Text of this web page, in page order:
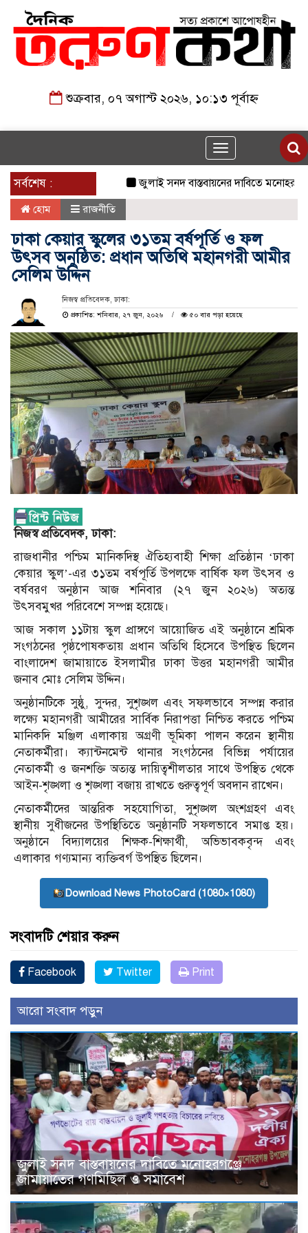
শুক্রবার, ০৭ অগাস্ট ২০২৬, ১০:১৩ পূর্বাহ্ন
Toggle
navigation
সর্বশেষ :
জুলাই সনদ বাস্তবায়নের দাবিতে মনোহরগঞ্জে
হোম রাজনীতি
ঢাকা কেয়ার স্কুলের ৩১তম বর্ষপূর্তি ও ফল
উৎসব অনুষ্ঠিত: প্রধান অতিথি মহানগরী আমীর
সেলিম উদ্দিন
নিজস্ব প্রতিবেদক, ঢাকা:
প্রকাশিত: শনিবার, ২৭ জুন, ২০২৬
৫০ বার পড়া হয়েছে
নিজস্ব প্রতিবেদক, ঢাকা:
রাজধানীর পশ্চিম মানিকদিস্থ ঐতিহ্যবাহী শিক্ষা প্রতিষ্ঠান ‘ঢাকা
কেয়ার স্কুল’-এর ৩১তম বর্ষপূর্তি উপলক্ষে বার্ষিক ফল উৎসব ও
বর্ষবরণ অনুষ্ঠান আজ শনিবার (২৭ জুন ২০২৬) অত্যন্ত
উৎসবমুখর পরিবেশে সম্পন্ন হয়েছে।
আজ সকাল ১১টায় স্কুল প্রাঙ্গণে আয়োজিত এই অনুষ্ঠানে শ্রমিক
সংগঠনের পৃষ্ঠপোষকতায় প্রধান অতিথি হিসেবে উপস্থিত ছিলেন
বাংলাদেশ জামায়াতে ইসলামীর ঢাকা উত্তর মহানগরী আমীর
জনাব মোঃ সেলিম উদ্দিন।
অনুষ্ঠানটিকে সুষ্ঠু, সুন্দর, সুশৃঙ্খল এবং সফলভাবে সম্পন্ন করার
লক্ষ্যে মহানগরী আমীরের সার্বিক নিরাপত্তা নিশ্চিত করতে পশ্চিম
মানিকদি মঞ্জিল এলাকায় অগ্রণী ভূমিকা পালন করেন স্থানীয়
নেতাকর্মীরা। ক্যান্টনমেন্ট থানার সংগঠনের বিভিন্ন পর্যায়ের
নেতাকর্মী ও জনশক্তি অত্যন্ত দায়িত্বশীলতার সাথে উপস্থিত থেকে
আইন-শৃঙ্খলা ও শৃঙ্খলা বজায় রাখতে গুরুত্বপূর্ণ অবদান রাখেন।
নেতাকর্মীদের আন্তরিক সহযোগিতা, সুশৃঙ্খল অংশগ্রহণ এবং
স্থানীয় সুধীজনের উপস্থিতিতে অনুষ্ঠানটি সফলভাবে সমাপ্ত হয়।
অনুষ্ঠানে বিদ্যালয়ের শিক্ষক-শিক্ষার্থী, অভিভাবকবৃন্দ এবং
এলাকার গণ্যমান্য ব্যক্তিবর্গ উপস্থিত ছিলেন।
Download News PhotoCard (1080×1080)
সংবাদটি শেয়ার করুন
Facebook Twitter Print
আরো সংবাদ পড়ুন
জুলাই সনদ বাস্তবায়নের দাবিতে মনোহরগঞ্জে
জামায়াতের গণমিছিল ও সমাবেশ